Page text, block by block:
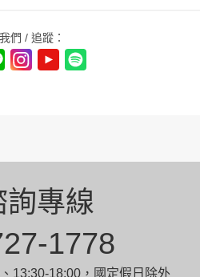
們 / 追蹤：
詢專線
1778
13:30-18:00，國定假日除外